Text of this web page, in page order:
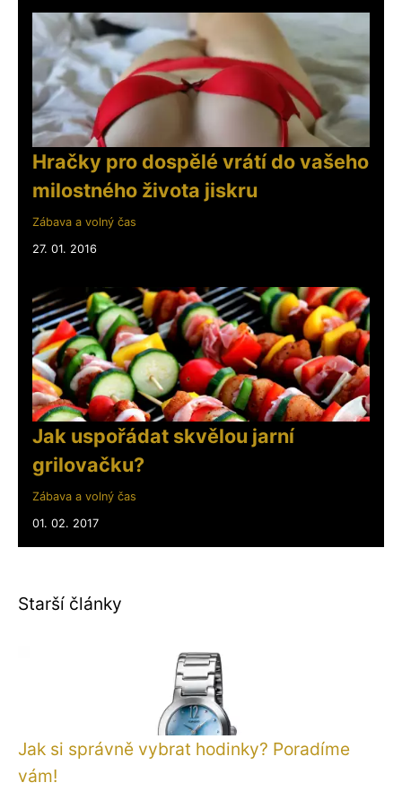
Hračky pro dospělé vrátí do vašeho
milostného života jiskru
Zábava a volný čas
27. 01. 2016
Jak uspořádat skvělou jarní
grilovačku?
Zábava a volný čas
01. 02. 2017
Starší články
Jak si správně vybrat hodinky? Poradíme
vám!